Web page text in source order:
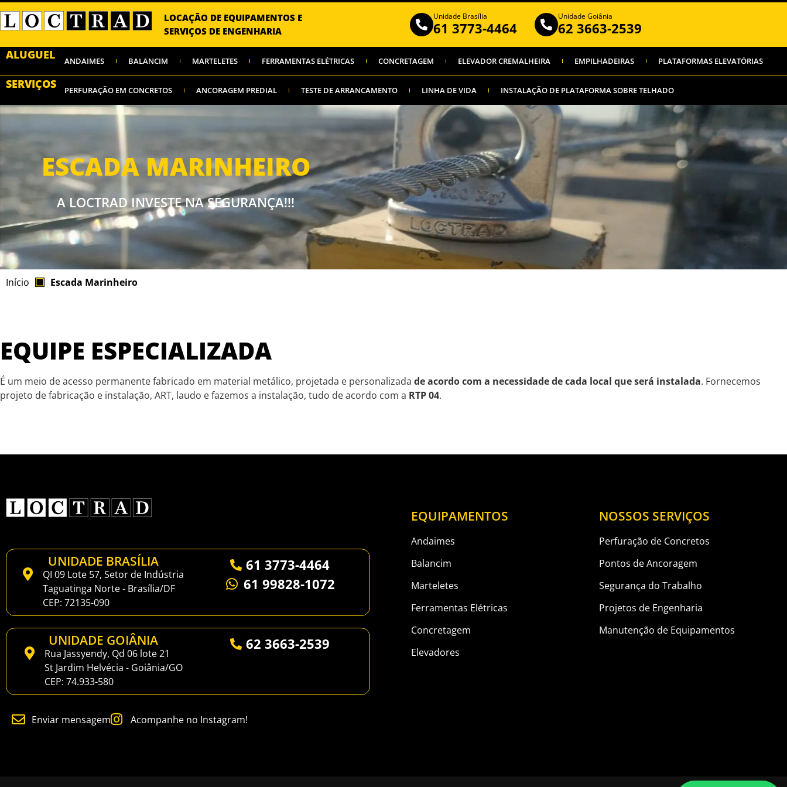
LOCAÇÃO DE EQUIPAMENTOS E
SERVIÇOS DE ENGENHARIA
Unidade Brasília
61 3773-4464
Unidade Goiânia
62 3663-2539
ALUGUEL ANDAIMES BALANCIM MARTELETES FERRAMENTAS ELÉTRICAS CONCRETAGEM ELEVADOR CREMALHEIRA EMPILHADEIRAS PLATAFORMAS ELEVATÓRIAS
SERVIÇOS PERFURAÇÃO EM CONCRETOS ANCORAGEM PREDIAL TESTE DE ARRANCAMENTO LINHA DE VIDA INSTALAÇÃO DE PLATAFORMA SOBRE TELHADO
ESCADA MARINHEIRO
A LOCTRAD INVESTE NA SEGURANÇA!!!
Início Escada Marinheiro
EQUIPE ESPECIALIZADA
É um meio de acesso permanente fabricado em material metálico, projetada e personalizada de acordo com a necessidade de cada local que será instalada. Fornecemos
projeto de fabricação e instalação, ART, laudo e fazemos a instalação, tudo de acordo com a RTP 04.
UNIDADE BRASÍLIA
QI 09 Lote 57, Setor de Indústria
Taguatinga Norte - Brasília/DF
CEP: 72135-090
61 3773-4464
61 99828-1072
UNIDADE GOIÂNIA
Rua Jassyendy, Qd 06 lote 21
St Jardim Helvécia - Goiânia/GO
CEP: 74.933-580
62 3663-2539
Enviar mensagem Acompanhe no Instagram!
EQUIPAMENTOS
Andaimes
Balancim
Marteletes
Ferramentas Elétricas
Concretagem
Elevadores
NOSSOS SERVIÇOS
Perfuração de Concretos
Pontos de Ancoragem
Segurança do Trabalho
Projetos de Engenharia
Manutenção de Equipamentos